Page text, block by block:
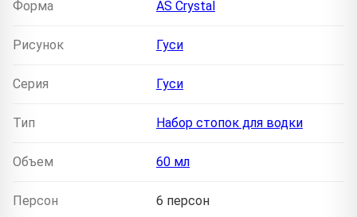
Форма AS Crystal
Рисунок Гуси
Серия Гуси
Тип Набор стопок для водки
Объем 60 мл
Персон 6 персон